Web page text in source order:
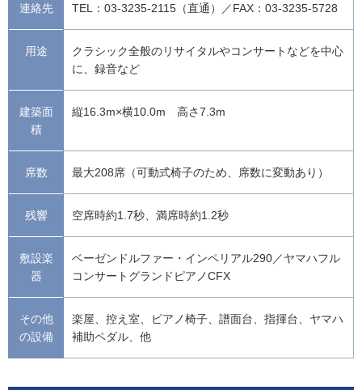
連絡先 TEL：03-3235-2115（直通）／FAX：03-3235-5728
用途
クラシック全般のリサイタルやコンサートなどを中心
に、録音など
建築面
積
縦16.3m×横10.0m 高さ7.3m
席数 最大208席（可動式椅子のため、席数に変動あり）
残響 空席時約1.7秒、満席時約1.2秒
敷設楽
器
ベーゼンドルファー・インペリアル290／ヤマハフル
コンサートグランドピアノCFX
その他
の設備
楽屋、控え室、ピアノ椅子、譜面台、指揮台、ヤマハ
補助ペダル、他